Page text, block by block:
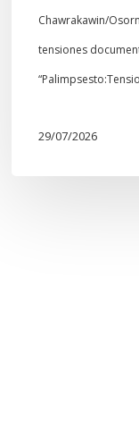
Chawrakawin/
tensiones
29/07/2026